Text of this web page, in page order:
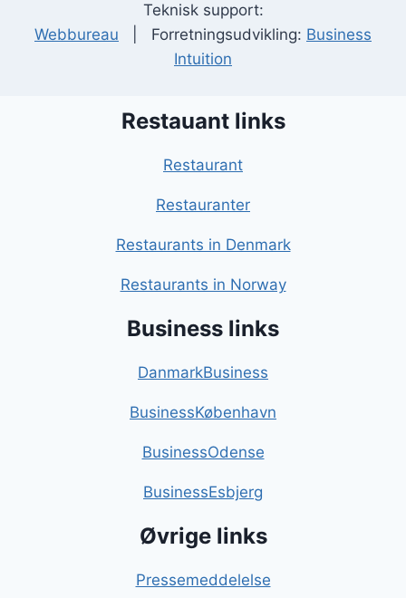
Teknisk support:
Webbureau | Forretningsudvikling: Business
Intuition
Restauant links
Restaurant
Restauranter
Restaurants in Denmark
Restaurants in Norway
Business links
DanmarkBusiness
BusinessKøbenhavn
BusinessOdense
BusinessEsbjerg
Øvrige links
Pressemeddelelse